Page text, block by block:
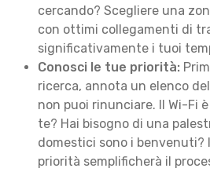
cercando? Scegliere una
con ottimi collegamenti di
significativamente i tuoi
Conosci le tue priorità:
ricerca, annota un elenco
non puoi rinunciare. Il Wi-Fi
te? Hai bisogno di una
domestici sono i
priorità semplificherà il